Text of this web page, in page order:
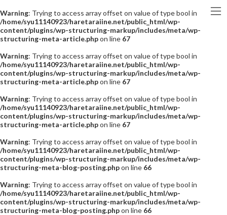
Warning: Trying to access array offset on value of type bool in
/home/syu11140923/haretaraiine.net/public_html/wp-
content/plugins/wp-structuring-markup/includes/meta/wp-
structuring-meta-article.phpon line 67
Warning: Trying to access array offset on value of type bool in
/home/syu11140923/haretaraiine.net/public_html/wp-
content/plugins/wp-structuring-markup/includes/meta/wp-
structuring-meta-article.phpon line 67
Warning: Trying to access array offset on value of type bool in
/home/syu11140923/haretaraiine.net/public_html/wp-
content/plugins/wp-structuring-markup/includes/meta/wp-
structuring-meta-article.phpon line 67
Warning: Trying to access array offset on value of type bool in
/home/syu11140923/haretaraiine.net/public_html/wp-
content/plugins/wp-structuring-markup/includes/meta/wp-
structuring-meta-blog-posting.phpon line 66
Warning: Trying to access array offset on value of type bool in
/home/syu11140923/haretaraiine.net/public_html/wp-
content/plugins/wp-structuring-markup/includes/meta/wp-
structuring-meta-blog-posting.phpon line 66